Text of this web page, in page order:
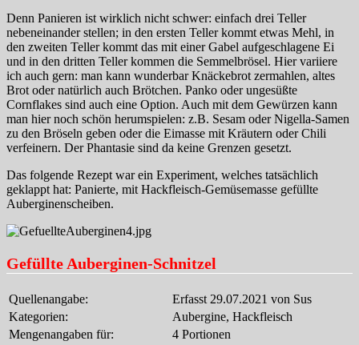
Denn Panieren ist wirklich nicht schwer: einfach drei Teller
nebeneinander stellen; in den ersten Teller kommt etwas Mehl, in
den zweiten Teller kommt das mit einer Gabel aufgeschlagene Ei
und in den dritten Teller kommen die Semmelbrösel. Hier variiere
ich auch gern: man kann wunderbar Knäckebrot zermahlen, altes
Brot oder natürlich auch Brötchen. Panko oder ungesüßte
Cornflakes sind auch eine Option. Auch mit dem Gewürzen kann
man hier noch schön herumspielen: z.B. Sesam oder Nigella-Samen
zu den Bröseln geben oder die Eimasse mit Kräutern oder Chili
verfeinern. Der Phantasie sind da keine Grenzen gesetzt.
Das folgende Rezept war ein Experiment, welches tatsächlich
geklappt hat: Panierte, mit Hackfleisch-Gemüsemasse gefüllte
Auberginenscheiben.
Gefüllte Auberginen-Schnitzel
Quellenangabe:
Erfasst 29.07.2021 von Sus
Kategorien:
Aubergine, Hackfleisch
Mengenangaben für:
4 Portionen